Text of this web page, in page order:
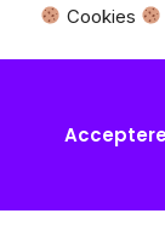
Cookies
wij leveren